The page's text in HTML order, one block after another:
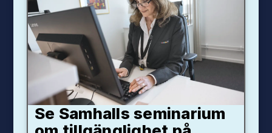
Se Samhalls seminarium